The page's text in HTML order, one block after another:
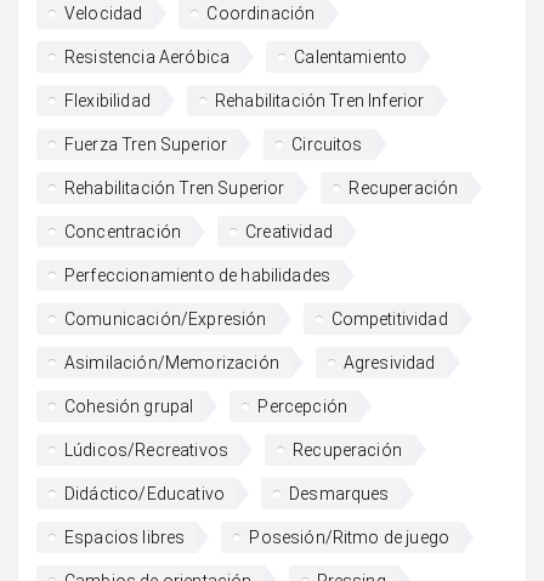
Velocidad Coordinación
Resistencia Aeróbica Calentamiento
Flexibilidad Rehabilitación Tren Inferior
Fuerza Tren Superior Circuitos
Rehabilitación Tren Superior Recuperación
Concentración Creatividad
Perfeccionamiento de habilidades
Comunicación/Expresión Competitividad
Asimilación/Memorización Agresividad
Cohesión grupal Percepción
Lúdicos/Recreativos Recuperación
Didáctico/Educativo Desmarques
Espacios libres Posesión/Ritmo de juego